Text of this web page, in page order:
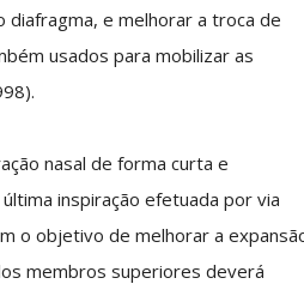
diafragma, e melhorar a troca de
usados para mobilizar as
nasal de forma curta e
inspiração efetuada por via
o objetivo de melhorar a
membros superiores deverá